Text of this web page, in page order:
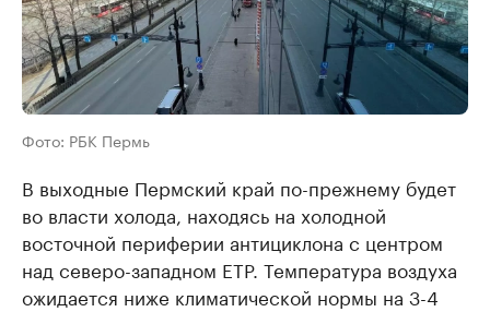
Фото: РБК Пермь
В выходные Пермский край по-прежнему будет
во власти холода, находясь на холодной
восточной периферии антициклона с центром
над северо-западном ЕТР. Температура воздуха
ожидается ниже климатической нормы на 3-4